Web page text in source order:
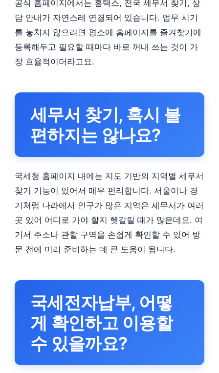
공식 홈페이지에서는 홈택스, 전국 세무서 찾기, 상
담 안내가 자연스레 연결되어 있습니다. 업무 시기
를 놓치지 않으려면 평소에 홈페이지를 즐겨찾기에
등록해두고 필요할 때마다 바로 꺼내 쓰는 것이 가
장 효율적이더라고요.
세무서 찾기, 혹시 불
편하지는 않나요?
국세청 홈페이지 내에는 지도 기반의 지역별 세무서
찾기 기능이 있어서 매우 편리합니다. 서울이나 경
기처럼 나라에서 인구가 많은 지역은 세무서가 여러
곳 있어 어디로 가야 할지 헷갈릴 때가 많은데요. 여
기서 주소나 관할 구역을 손쉽게 확인할 수 있어 방
문 전에 미리 준비하는 데 큰 도움이 됩니다.
국세전자납부, 어떻
게 확인하고 이용할
수 있을까요?